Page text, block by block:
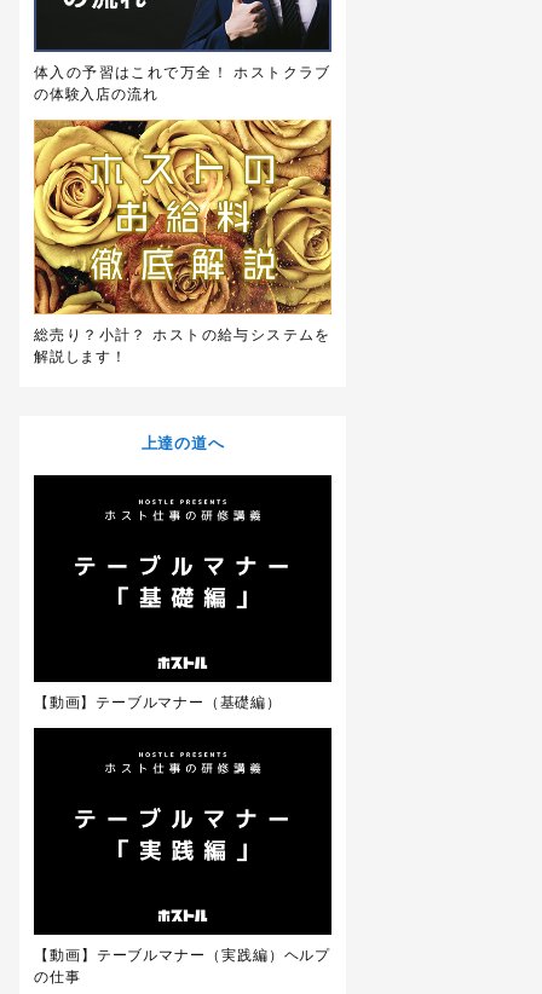
体入の予習はこれで万全！ ホストクラブ
の体験入店の流れ
総売り？小計？ ホストの給与システムを
解説します！
上達の道へ
【動画】テーブルマナー（基礎編）
【動画】テーブルマナー（実践編）ヘルプ
の仕事